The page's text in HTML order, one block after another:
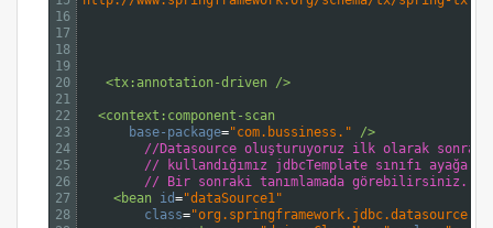
16
17
18
19
20
21
22
23
24
25
26
27
28
<tx:annotation-driven />
<context:component-scan
base-package="com.bussiness." />
//Datasource oluşturuyoruz ilk olarak
// kullandığımız jdbcTemplate sınıfı ayağa
// Bir sonraki tanımlamada görebilirsiniz.
<bean id="dataSource1"
class=